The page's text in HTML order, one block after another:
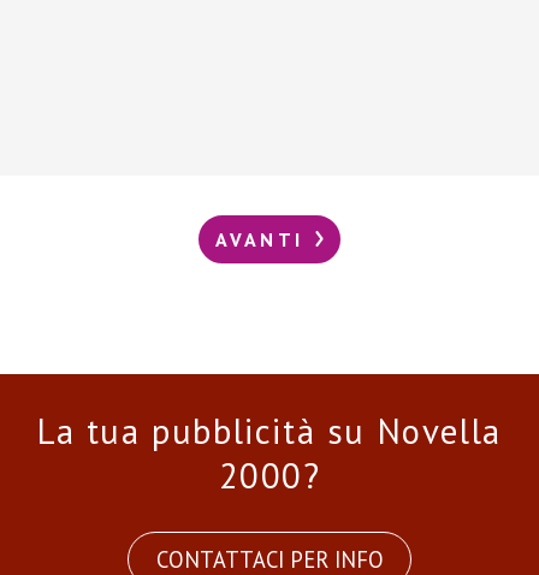
AVANTI
La tua pubblicità su Novella
2000?
CONTATTACI PER INFO